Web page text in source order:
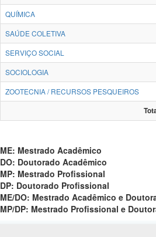
QUÍMICA
SAÚDE COLETIVA
SERVIÇO SOCIAL
SOCIOLOGIA
ZOOTECNIA / RECURSOS PESQUEIROS
ME: Mestrado Acadêmico
DO: Doutorado Acadêmico
MP: Mestrado Profissional
DP: Doutorado Profissional
ME/DO: Mestrado Acadêmico e
MP/DP: Mestrado Profissional e